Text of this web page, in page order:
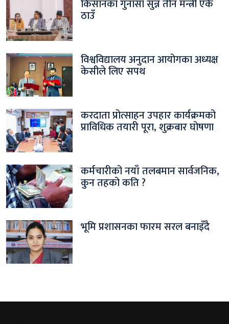
किसानका गुनासा सुन्न तीन मन्त्री एकै
ठाउँ
विश्वविद्यालय अनुदान आयोगका अध्यक्ष
केसीले लिए सपथ
करदाता प्रोत्साहन उपहार कार्यक्रमको
प्राविधिक तयारी पूरा, शुक्रबार घोषणा
कर्मचारीको नयाँ तलबमान सार्वजनिक,
कुन तहको कति ?
भूमि प्रशासनका फारम सरल बनाइँदै